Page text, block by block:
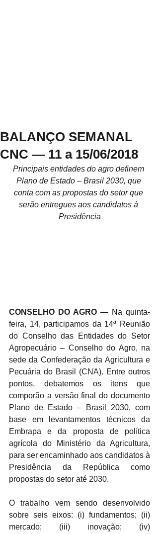
BALANÇO SEMANAL
CNC — 11 a 15/06/2018
Principais entidades do agro definem
Plano de Estado – Brasil 2030, que
conta com as propostas do setor que
serão entregues aos candidatos à
Presidência
CONSELHO DO AGRO — Na quinta-
feira, 14, participamos da 14ª Reunião
do Conselho das Entidades do Setor
Agropecuário – Conselho do Agro, na
sede da Confederação da Agricultura e
Pecuária do Brasil (CNA). Entre outros
pontos, debatemos os itens que
comporão a versão final do documento
Plano de Estado – Brasil 2030, com
base em levantamentos técnicos da
Embrapa e da proposta de política
agrícola do Ministério da Agricultura,
para ser encaminhado aos candidatos à
Presidência da República como
propostas do setor até 2030.
O trabalho vem sendo desenvolvido
sobre seis eixos: (i) fundamentos; (ii)
mercado; (iii) inovação; (iv)